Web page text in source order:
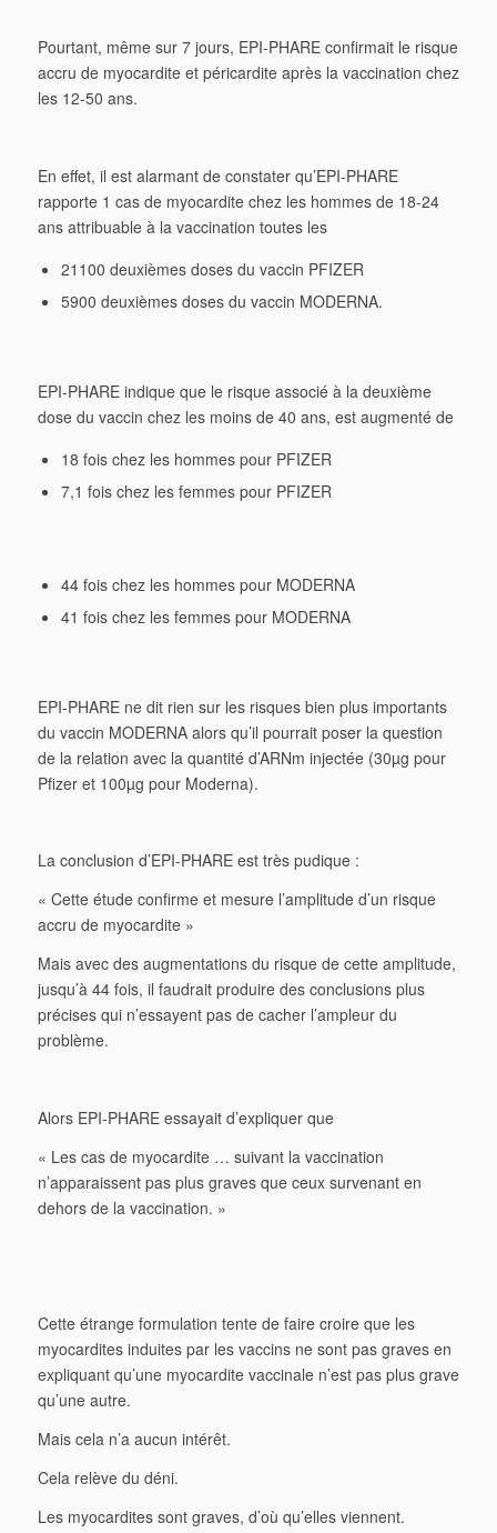
Pourtant, même sur 7 jours, EPI-PHARE confirmait le risque
accru de myocardite et péricardite après la vaccination chez
les 12-50 ans.
En effet, il est alarmant de constater qu’EPI-PHARE
rapporte 1 cas de myocardite chez les hommes de 18-24
ans attribuable à la vaccination toutes les
21100 deuxièmes doses du vaccin PFIZER
5900 deuxièmes doses du vaccin MODERNA.
EPI-PHARE indique que le risque associé à la deuxième
dose du vaccin chez les moins de 40 ans, est augmenté de
18 fois chez les hommes pour PFIZER
7,1 fois chez les femmes pour PFIZER
44 fois chez les hommes pour MODERNA
41 fois chez les femmes pour MODERNA
EPI-PHARE ne dit rien sur les risques bien plus importants
du vaccin MODERNA alors qu’il pourrait poser la question
de la relation avec la quantité d’ARNm injectée (30µg pour
Pfizer et 100µg pour Moderna).
La conclusion d’EPI-PHARE est très pudique :
« Cette étude confirme et mesure l’amplitude d’un risque
accru de myocardite »
Mais avec des augmentations du risque de cette amplitude,
jusqu’à 44 fois, il faudrait produire des conclusions plus
précises qui n’essayent pas de cacher l’ampleur du
problème.
Alors EPI-PHARE essayait d’expliquer que
« Les cas de myocardite … suivant la vaccination
n’apparaissent pas plus graves que ceux survenant en
dehors de la vaccination. »
Cette étrange formulation tente de faire croire que les
myocardites induites par les vaccins ne sont pas graves en
expliquant qu’une myocardite vaccinale n’est pas plus grave
qu’une autre.
Mais cela n’a aucun intérêt.
Cela relève du déni.
Les myocardites sont graves, d’où qu’elles viennent.